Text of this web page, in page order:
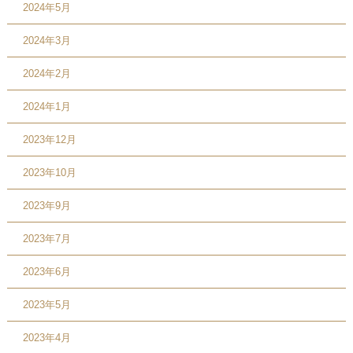
2024年5月
2024年3月
2024年2月
2024年1月
2023年12月
2023年10月
2023年9月
2023年7月
2023年6月
2023年5月
2023年4月